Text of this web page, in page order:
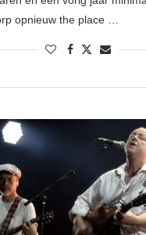
opnieuw the place …